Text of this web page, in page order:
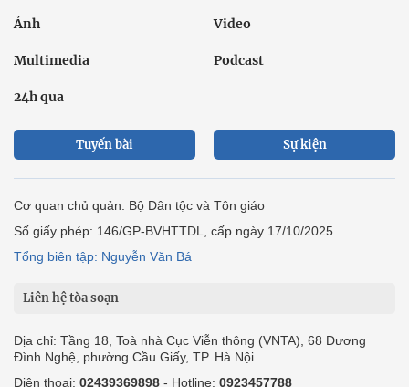
Ảnh Video
Multimedia Podcast
24h qua
Tuyến bài Sự kiện
Cơ quan chủ quản: Bộ Dân tộc và Tôn giáo
Số giấy phép: 146/GP-BVHTTDL, cấp ngày 17/10/2025
Tổng biên tập: Nguyễn Văn Bá
Liên hệ tòa soạn
Địa chỉ: Tầng 18, Toà nhà Cục Viễn thông (VNTA), 68 Dương
Đình Nghệ, phường Cầu Giấy, TP. Hà Nội.
Điện thoại: 02439369898 - Hotline: 0923457788